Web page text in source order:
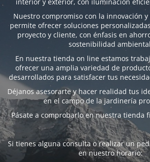
Nuestro compromiso con la innovación y
permite ofrecer soluciones
proyecto y cliente, con énfasis en
sostenibilidad
En nuestra tienda on line estamos
ofrecer una amplia variedad de
desarrollados para satisfacer tus
Déjanos asesorarte y hacer realidad tus
en el campo de la jardinería
Pásate a comprobarlo en nuestra tienda
Si tienes alguna consulta o realizar un
en nuestro horario: